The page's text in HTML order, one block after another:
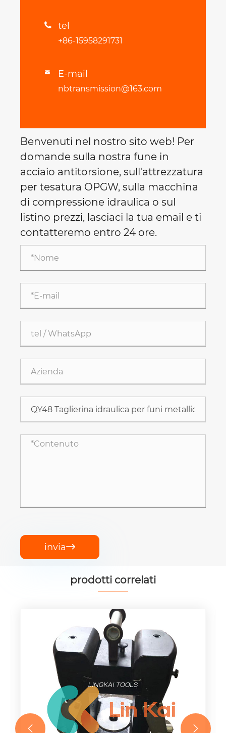
 tel
+86-15958291731
 E-mail
nbtransmission@163.com
Benvenuti nel nostro sito web! Per
domande sulla nostra fune in
acciaio antitorsione, sull'attrezzatura
per tesatura OPGW, sulla macchina
di compressione idraulica o sul
listino prezzi, lasciaci la tua email e ti
contatteremo entro 24 ore.
invia
prodotti correlati
 